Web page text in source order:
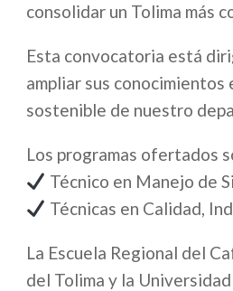
consolidar un Tolima más
Esta convocatoria está
ampliar sus
sostenible de nuestro
Los programas ofertados
Técnico en Manejo de
Técnicas en Calidad,
La Escuela Regional del
del Tolima y la